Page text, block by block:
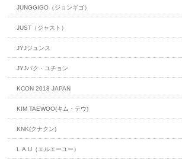
JUNGGIGO（ジョンギゴ）
JUST（ジャスト）
JYJジュンス
JYJパク・ユチョン
KCON 2018 JAPAN
KIM TAEWOO(キム・テウ)
KNK(クナクン)
L.A.U（エルエーユー）